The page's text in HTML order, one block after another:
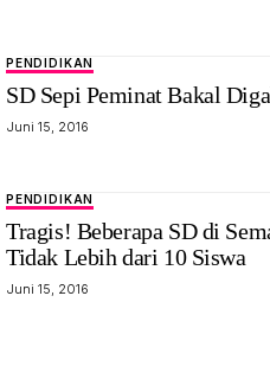
PENDIDIKAN
SD Sepi Peminat Bakal
Juni 15, 2016
PENDIDIKAN
Tragis! Beberapa SD di
Tidak Lebih dari 10 Siswa
Juni 15, 2016